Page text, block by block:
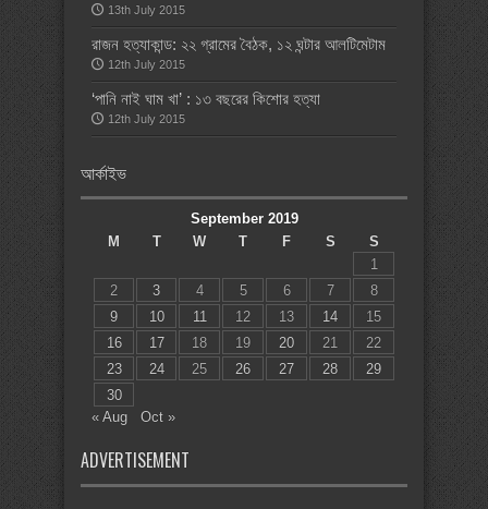
13th July 2015
রাজন হত্যাকান্ড: ২২ গ্রামের বৈঠক, ১২ ঘন্টার আলটিমেটাম
12th July 2015
‘পানি নাই ঘাম খা’ : ১৩ বছরের কিশোর হত্যা
12th July 2015
আর্কাইভ
September 2019
M
T W T F S
S
1
2
3 4 5 6 7
8
9
10 11 12 13 14
15
16
17 18 19 20 21
22
23
24 25 26 27 28
29
30
« Aug
Oct »
ADVERTISEMENT